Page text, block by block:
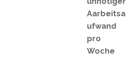
Aarbeitsa
ufwand
pro
Woche